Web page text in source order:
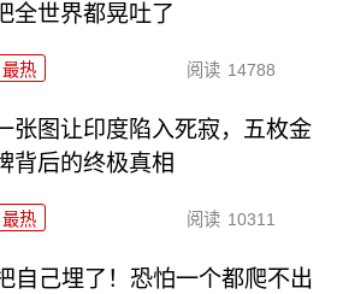
全世界都晃吐了
最热 阅读 14788
张图让印度陷入死寂，五枚金
背后的终极真相
最热 阅读 10311
自己埋了！恐怕一个都爬不出